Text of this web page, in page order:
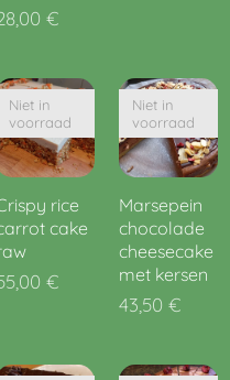
€
rice
cake
Niet in
voorraad
€
Marsepein
chocolade
cheesecake
met kersen
Niet in
voorraad
43,50 €